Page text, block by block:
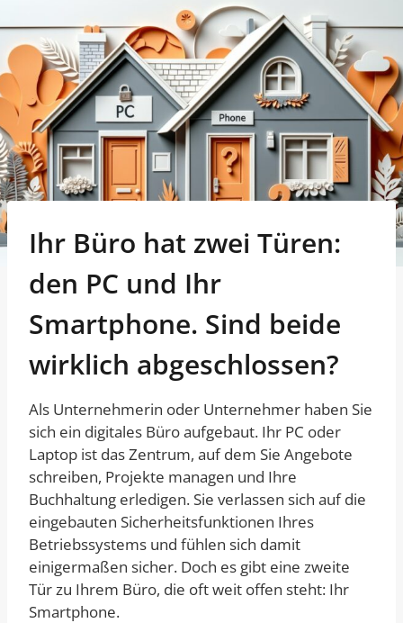
Ihr Büro hat zwei Türen:
den PC und Ihr
Smartphone. Sind beide
wirklich abgeschlossen?
Als Unternehmerin oder Unternehmer haben Sie
sich ein digitales Büro aufgebaut. Ihr PC oder
Laptop ist das Zentrum, auf dem Sie Angebote
schreiben, Projekte managen und Ihre
Buchhaltung erledigen. Sie verlassen sich auf die
eingebauten Sicherheitsfunktionen Ihres
Betriebssystems und fühlen sich damit
einigermaßen sicher. Doch es gibt eine zweite
Tür zu Ihrem Büro, die oft weit offen steht: Ihr
Smartphone.